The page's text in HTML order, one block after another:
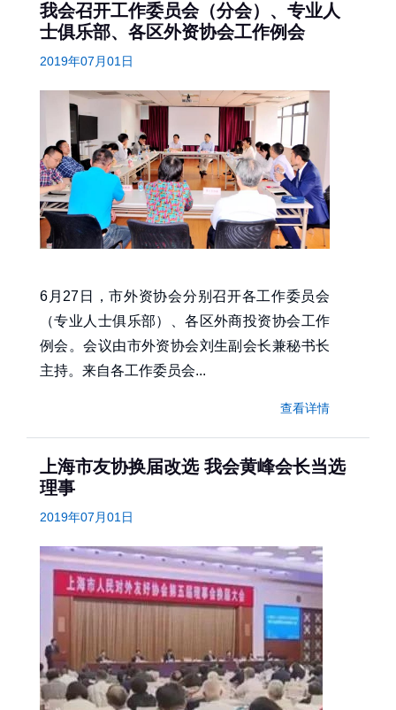
我会召开工作委员会（分会）、专业人
士俱乐部、各区外资协会工作例会
2019年07月01日
6月27日，市外资协会分别召开各工作委员会
（专业人士俱乐部）、各区外商投资协会工作
例会。会议由市外资协会刘生副会长兼秘书长
主持。来自各工作委员会...
查看详情
上海市友协换届改选 我会黄峰会长当选
理事
2019年07月01日